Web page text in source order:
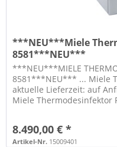
***NEU***Miele
8581***NEU***
***NEU***MIELE
8581***NEU*** ... Miele
aktuelle Lieferzeit: auf
Miele Thermodesinfektor
8.490,00 € *
Artikel-Nr. 15009401